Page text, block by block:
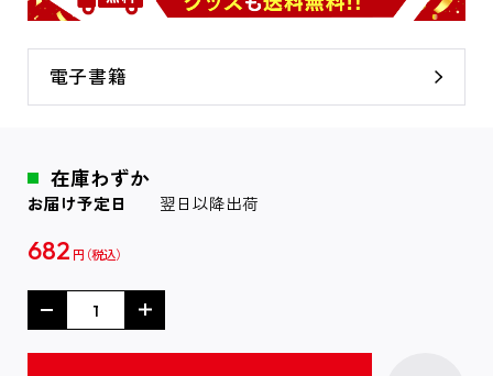
電子書籍
在庫わずか
お届け予定日 翌日以降出荷
682 円